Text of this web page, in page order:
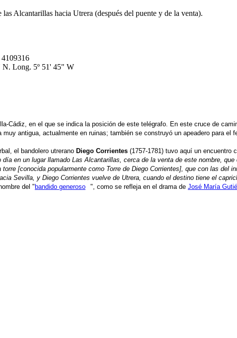
las Alcantarillas hacia Utrera (después del puente y de la venta).
Long. 5º 51' 45" W
Cádiz, en el que se indica la posición de este telégrafo. En este cruce de
antigua, actualmente en ruinas; también se construyó un apeadero para el
el bandolero utrerano Diego Corrientes (1757-1781) tuvo aquí un encuentro
día en un lugar llamado Las Alcantarillas, cerca de la venta de este nombre,
[conocida popularmente como Torre de Diego Corrientes], que con las
Sevilla, y Diego Corrientes vuelve de Utrera, cuando el destino tiene el
del " bandido generoso ", como se refleja en el drama de José María